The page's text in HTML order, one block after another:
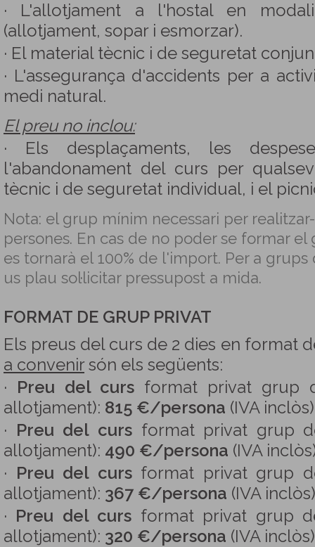
· L'allotjament a l'hostal en
(allotjament, sopar i esmorzar).
· El material tècnic i de seguretat
· L'assegurança d'accidents per a
medi natural.
El preu no inclou:
· Els desplaçaments, les
l'abandonament del curs per
tècnic i de seguretat individual, i el
Nota: el grup mínim necessari per
persones. En cas de no poder se formar
es tornarà el 100% de l'import. Per a grups
us plau sol·licitar pressupost a mida.
FORMAT DE GRUP PRIVAT
Els preus del curs de 2 dies en format
a convenirsón els següents:
· Preu del curs format privat grup
allotjament): 815 €/persona (IVA
· Preu del cursformat privat grup
allotjament): 490 €/persona (IVA
· Preu del cursformat privat grup
allotjament): 367 €/persona (IVA
· Preu del curs format privat grup
allotjament): 320 €/persona (IVA